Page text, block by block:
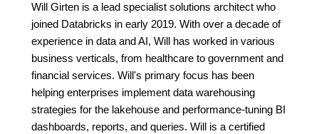
Will Girten is a lead specialist solutions architect who
joined Databricks in early 2019. With over a decade of
experience in data and AI, Will has worked in various
business verticals, from healthcare to government and
financial services. Will's primary focus has been
helping enterprises implement data warehousing
strategies for the lakehouse and performance-tuning BI
dashboards, reports, and queries. Will is a certified